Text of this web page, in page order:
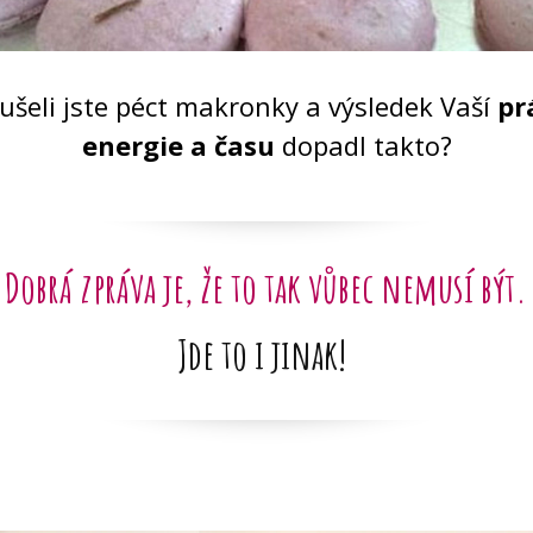
jste péct makronky a výsledek Vaší
energie a času dopadl takto?
Dobrá zpráva je, že to tak vůbec nemusí být.
Jde to i jinak!